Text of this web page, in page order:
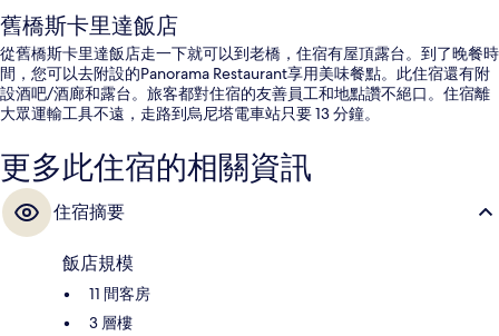
舊橋斯卡里達飯店
從舊橋斯卡里達飯店走一下就可以到老橋，住宿有屋頂露台。到了晚餐時
間，您可以去附設的Panorama Restaurant享用美味餐點。此住宿還有附
設酒吧/酒廊和露台。旅客都對住宿的友善員工和地點讚不絕口。住宿離
大眾運輸工具不遠，走路到烏尼塔電車站只要 13 分鐘。
更多此住宿的相關資訊
住宿摘要
飯店規模
11 間客房
3 層樓